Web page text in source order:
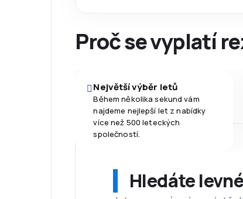
Proč se vyplatí
Největší výběr letů
Během několika sekund vám
najdeme nejlepší let z nabídky
více než 500 leteckých
společností.
Hledáte